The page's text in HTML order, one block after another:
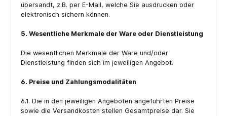
übersandt, z.B. per E-Mail, welche Sie ausdrucken oder
elektronisch sichern können.
5. Wesentliche Merkmale der Ware oder Dienstleistung
Die wesentlichen Merkmale der Ware und/oder
Dienstleistung finden sich im jeweiligen Angebot.
6. Preise und Zahlungsmodalitäten
6.1. Die in den jeweiligen Angeboten angeführten Preise
sowie die Versandkosten stellen Gesamtpreise dar. Sie